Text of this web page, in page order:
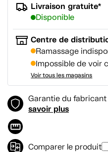
Livraison gratuite*
Disponible
Centre de
Ramassage
Impossible de voir
Voir tous les magasins
Garantie du
savoir plus
Comparer le produit